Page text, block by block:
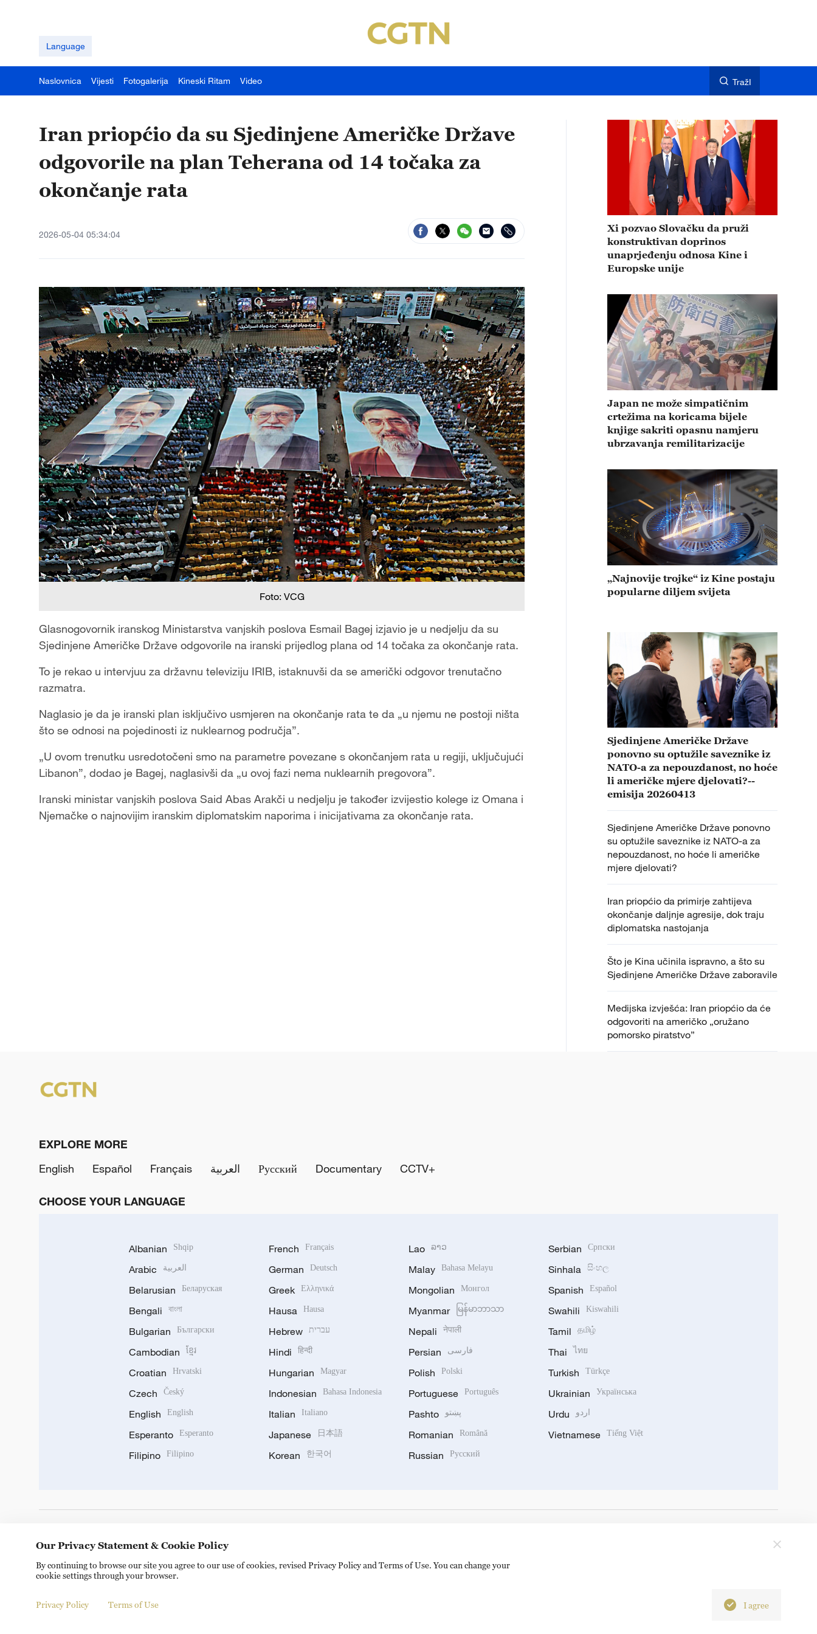
Language
Naslovnica Vijesti Fotogalerija Kineski Ritam Video TražI
Iran priopćio da su Sjedinjene Američke Države
odgovorile na plan Teherana od 14 točaka za
okončanje rata
2026-05-04 05:34:04
Foto: VCG
Glasnogovornik iranskog Ministarstva vanjskih poslova Esmail Bagej izjavio je u nedjelju da su
Sjedinjene Američke Države odgovorile na iranski prijedlog plana od 14 točaka za okončanje rata.
To je rekao u intervjuu za državnu televiziju IRIB, istaknuvši da se američki odgovor trenutačno
razmatra.
Naglasio je da je iranski plan isključivo usmjeren na okončanje rata te da „u njemu ne postoji ništa
što se odnosi na pojedinosti iz nuklearnog područja”.
„U ovom trenutku usredotočeni smo na parametre povezane s okončanjem rata u regiji, uključujući
Libanon”, dodao je Bagej, naglasivši da „u ovoj fazi nema nuklearnih pregovora”.
Iranski ministar vanjskih poslova Said Abas Arakči u nedjelju je također izvijestio kolege iz Omana i
Njemačke o najnovijim iranskim diplomatskim naporima i inicijativama za okončanje rata.
Xi pozvao Slovačku da pruži
konstruktivan doprinos
unaprjeđenju odnosa Kine i
Europske unije
Japan ne može simpatičnim
crtežima na koricama bijele
knjige sakriti opasnu namjeru
ubrzavanja remilitarizacije
„Najnovije trojke“ iz Kine postaju
popularne diljem svijeta
Sjedinjene Američke Države
ponovno su optužile saveznike iz
NATO-a za nepouzdanost, no hoće
li američke mjere djelovati?--
emisija 20260413
Sjedinjene Američke Države ponovno
su optužile saveznike iz NATO-a za
nepouzdanost, no hoće li američke
mjere djelovati?
Iran priopćio da primirje zahtijeva
okončanje daljnje agresije, dok traju
diplomatska nastojanja
Što je Kina učinila ispravno, a što su
Sjedinjene Američke Države zaboravile
Medijska izvješća: Iran priopćio da će
odgovoriti na američko „oružano
pomorsko piratstvo”
EXPLORE MORE
English
Español Français العربية Русский Documentary CCTV+
CHOOSE YOUR LANGUAGE
Albanian Shqip
Arabic العربية
Belarusian Беларуская
Bengali বাংলা
Bulgarian Български
Cambodian ខ្មែរ
Croatian Hrvatski
Czech Český
English English
Esperanto Esperanto
Filipino Filipino
French Français
German Deutsch
Greek Ελληνικά
Hausa Hausa
Hebrew עברית
Hindi हिन्दी
Hungarian Magyar
Indonesian Bahasa Indonesia
Italian Italiano
Japanese 日本語
Korean 한국어
Lao ລາວ
Malay Bahasa Melayu
Mongolian Монгол
Myanmar မြန်မာဘာသာ
Nepali नेपाली
Persian فارسی
Polish Polski
Portuguese Português
Pashto پښتو
Romanian Română
Russian Русский
Serbian Српски
Sinhala සිංහල
Spanish Español
Swahili Kiswahili
Tamil தமிழ்
Thai ไทย
Turkish Türkçe
Ukrainian Українська
Urdu اردو
Vietnamese Tiếng Việt
Copyright © 2024 CGTN. 京ICP备20000184号
Our Privacy Statement & Cookie Policy
By continuing to browse our site you agree to our use of cookies, revised Privacy Policy and Terms of Use. You can change your
cookie settings through your browser.
Privacy Policy Terms of Use I agree